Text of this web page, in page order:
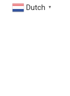
Dutch ▼